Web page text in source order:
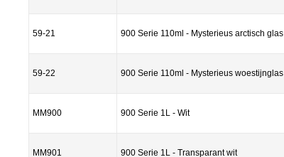
59-21 900 Serie 110ml - Mysterieus arctisch glas
59-22 900 Serie 110ml - Mysterieus woestijnglas
MM900 900 Serie 1L - Wit
MM901 900 Serie 1L - Transparant wit